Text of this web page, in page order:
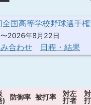
全国高等学校野球選手
2026年8月22日
合わせ 日程・結果
)
防御率 被打率
対左
打者